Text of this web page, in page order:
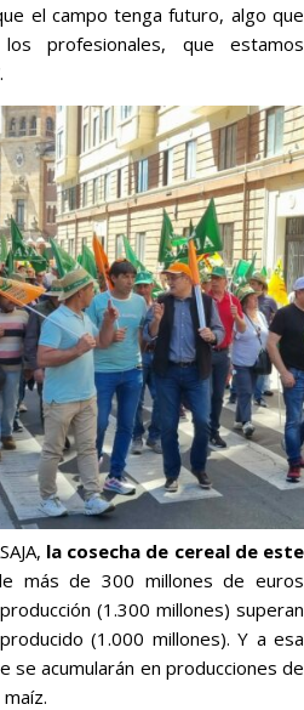
el campo tenga futuro, algo que
profesionales, que estamos
la cosecha de cereal de este
más de 300 millones de euros
(1.300 millones) superan
(1.000 millones). Y a esa
se acumularán en producciones de